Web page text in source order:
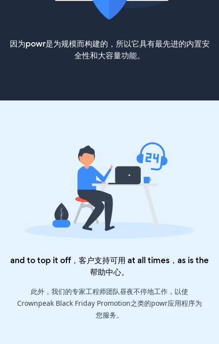
因为powr是为规模而构建的，所以它具有最先进的内置安
全性和大容量功能。
and to top it off，客户支持可用 at all times，as is the
帮助中心。
此外，我们的专家工程师团队昼夜不停地工作，以使
Crownpeak Black Friday Promotion之类的powr应用程序为
您服务。